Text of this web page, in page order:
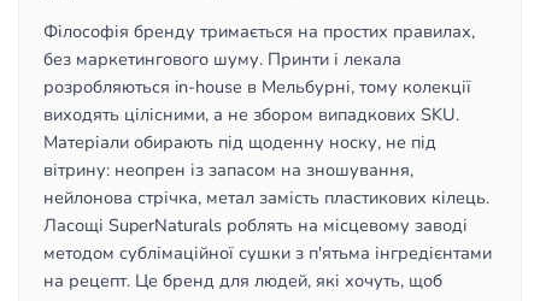
Філософія бренду тримається на простих правилах,
без маркетингового шуму. Принти і лекала
розробляються in-house в Мельбурні, тому колекції
виходять цілісними, а не збором випадкових SKU.
Матеріали обирають під щоденну носку, не під
вітрину: неопрен із запасом на зношування,
нейлонова стрічка, метал замість пластикових кілець.
Ласощі SuperNaturals роблять на місцевому заводі
методом сублімаційної сушки з п'ятьма інгредієнтами
на рецепт. Це бренд для людей, які хочуть, щоб